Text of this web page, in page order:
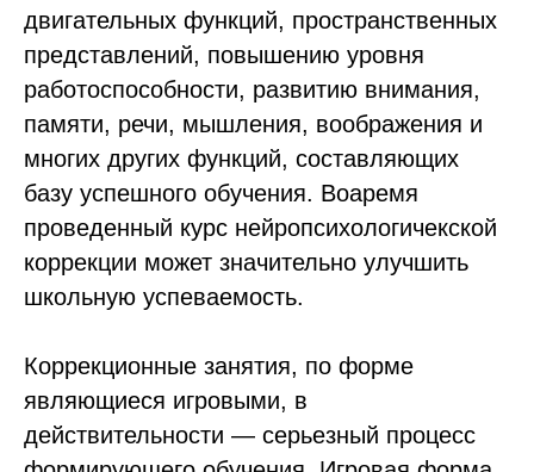
двигательных функций, пространственных
представлений, повышению уровня
работоспособности, развитию внимания,
памяти, речи, мышления, воображения и
многих других функций, составляющих
базу успешного обучения. Воаремя
проведенный курс нейропсихологичекской
коррекции может значительно улучшить
школьную успеваемость.
Коррекционные занятия, по форме
являющиеся игровыми, в
действительности — серьезный процесс